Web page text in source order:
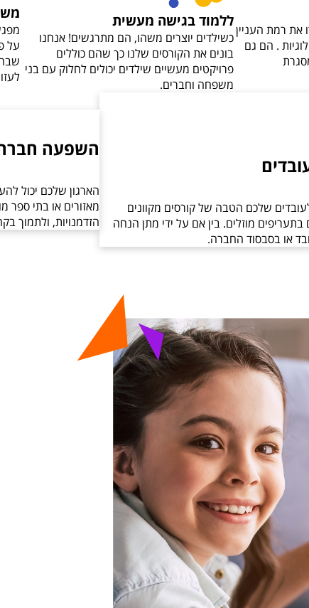
את רמת העניין
. הם גם
ללמוד בגישה מעשית
כשילדים יוצרים משהו, הם מתרגשים! אנחנו
בונים את הקורסים שלנו כך שהם כוללים
פרויקטים מעשיים שילדים יכולים לחלוק עם בני
משפחה וחברים.
על
שבה
שלכם הטבה של קורסים מקוונים
בתעריפים מוזלים. בין אם על ידי מתן הנחה
או בסבסוד החברה.
השפעה
הארגון שלכם יכול
מאזורים או בתי ספר
הזדמנויות, ולתמוך